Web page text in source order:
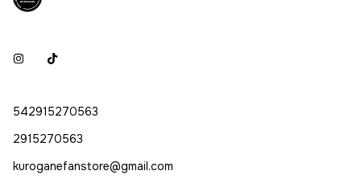
542915270563
2915270563
kuroganefanstore@gmail.com